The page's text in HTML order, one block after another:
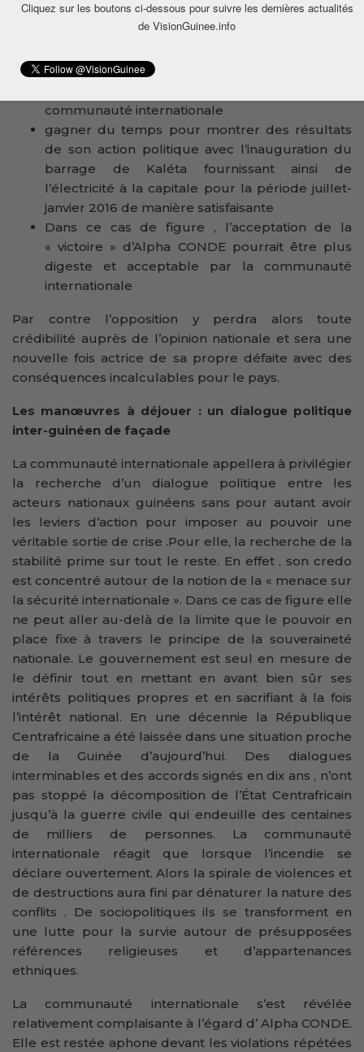
montrer une capacité d’ouverture et de
communauté internationale
gagner du temps pour montrer des résultats
de son action politique avec l’inauguration du
barrage de Kaléta fournissant ainsi de
l’électricité à la capitale pour la période juillet-
janvier 2016 de manière satisfaisante
Dans ce cas de figure , l’acceptation de la
« victoire » d’Alpha CONDE pourrait être plus
digeste et acceptable par la communauté
internationale
Par contre l’opposition y perdra alors toute
crédibilité auprès de l’opinion nationale et sera une
nouvelle fois actrice de sa propre défaite avec des
conséquences incalculables pour le pays.
Les manœuvres à déjouer : un dialogue politique
inter-guinéen de façade
La communauté internationale appellera à privilégier
la recherche d’un dialogue politique entre les
acteurs nationaux guinéens sans pour autant avoir
les leviers d’action pour imposer au pouvoir une
véritable sortie de crise .Pour elle, la recherche de la
stabilité prime sur tout le reste. En effet , son credo
est concentré autour de la notion de la « menace sur
la sécurité internationale ». Dans ce cas de figure elle
ne peut aller au-delà de la limite que le pouvoir en
place fixe à travers le principe de la souveraineté
nationale. Le gouvernement est seul en mesure de
le définir tout en mettant en avant bien sûr ses
intérêts politiques propres et en sacrifiant à la fois
l’intérêt national. En une décennie la République
Centrafricaine a été laissée dans une situation proche
de la Guinée d’aujourd’hui. Des dialogues
interminables et des accords signés en dix ans , n’ont
pas stoppé la décomposition de l’État Centrafricain
jusqu’à la guerre civile qui endeuille des centaines
de milliers de personnes. La communauté
internationale réagit que lorsque l’incendie se
déclare ouvertement. Alors la spirale de violences et
de destructions aura fini par dénaturer la nature des
conflits . De sociopolitiques ils se transforment en
une lutte pour la survie autour de présupposées
références religieuses et d’appartenances
ethniques.
La communauté internationale s’est révélée
relativement complaisante à l’égard d’ Alpha CONDE.
Elle est restée aphone devant les violations répétées
Cliquez sur les boutons ci-dessous pour suivre les dernières actualités
de VisionGuinee.info